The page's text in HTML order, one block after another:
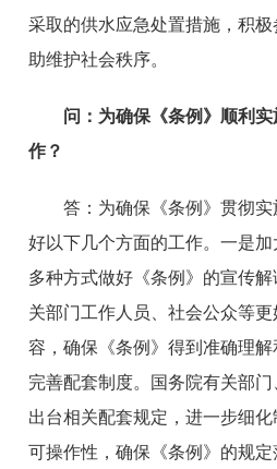
采取的供水应急处置措施，积
助维护社会秩序。
问： 为确保《条例》顺利
作？
答： 为确保《条例》贯彻
好以下几个方面的工作。一是
多种方式做好《条例》的宣传
关部门工作人员、社会公众等
容，确保《条例》得到准确理
完善配套制度。国务院有关部
出台相关配套规定，进一步细
可操作性，确保《条例》的规